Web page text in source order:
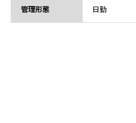
管理形態 日勤